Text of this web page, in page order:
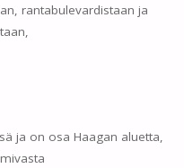
rantabulevardistaan ja
ja on osa Haagan aluetta,